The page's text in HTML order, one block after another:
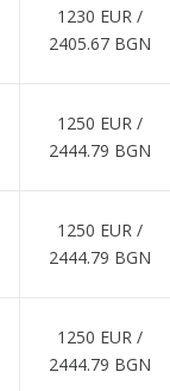
1230 EUR ∕
2405.67 BGN
1250 EUR ∕
2444.79 BGN
1250 EUR ∕
2444.79 BGN
1250 EUR ∕
2444.79 BGN